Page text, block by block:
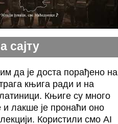
сајту
да је доста порађено на
књига ради и на
Књиге су много
лакше је пронаћи оно
Користили смо AI